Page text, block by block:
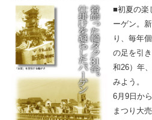
■初夏の楽
ーゲン。
り、毎年
の足を引
和26）年
みよう。
6月9日か
まつり大